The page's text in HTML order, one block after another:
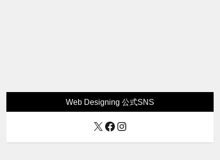
Web Designing 公式SNS
X Facebook
Instagram